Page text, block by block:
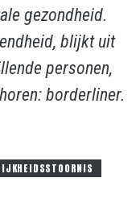
gezondheid.
blijkt uit
personen,
borderliner.